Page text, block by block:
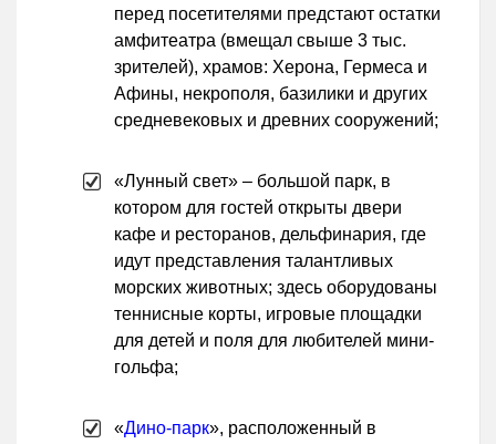
перед посетителями предстают остатки
амфитеатра (вмещал свыше 3 тыс.
зрителей), храмов: Херона, Гермеса и
Афины, некрополя, базилики и других
средневековых и древних сооружений;
«Лунный свет» – большой парк, в
котором для гостей открыты двери
кафе и ресторанов, дельфинария, где
идут представления талантливых
морских животных; здесь оборудованы
теннисные корты, игровые площадки
для детей и поля для любителей мини-
гольфа;
«Дино-парк», расположенный в